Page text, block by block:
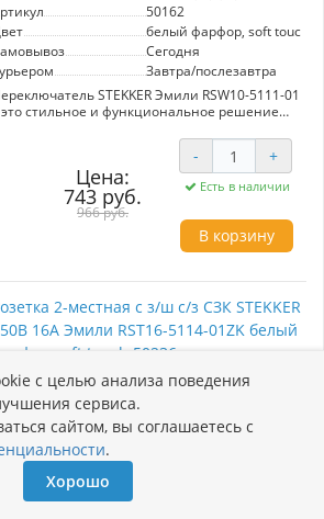
50162
белый фарфор, soft touch
Сегодня
Завтра/послезавтра
STEKKER Эмили RSW10-5111-01
это стильное и функциональное решение
скрытый монтаж обеспечивает компактность и
удобство использования. Изготовленный из
качественного поликарбоната с элементами
из латуни и стали, он гарантирует
долговечность и надежность. Номинальное
напряжение 250 В и ток 10 А делают его
универсальным для большинства
мм идеально подходят для любого
Выбор для тех, кто ценит стиль
Цена:
743 руб.
966 руб.
- +
Есть в наличии
В корзину
2-местная с з/ш с/з СЗК STEKKER
16А Эмили RST16-5114-01ZK белый
soft touch 50236
50236
STEKKER
механизма
Самовывоз
с целью анализа поведения
сервиса.
сайтом, вы соглашаетесь с
.
Хорошо